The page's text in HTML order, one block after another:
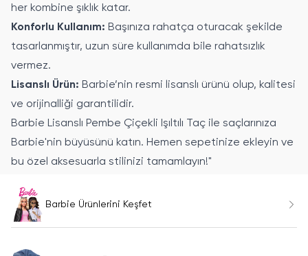
her kombine şıklık katar.
Konforlu Kullanım: Başınıza rahatça oturacak şekilde
tasarlanmıştır, uzun süre kullanımda bile rahatsızlık
vermez.
Lisanslı Ürün: Barbie’nin resmi lisanslı ürünü olup, kalitesi
ve orijinalliği garantilidir.
Barbie Lisanslı Pembe Çiçekli Işıltılı Taç ile saçlarınıza
Barbie'nin büyüsünü katın. Hemen sepetinize ekleyin ve
bu özel aksesuarla stilinizi tamamlayın!"
Barbie Ürünlerini Keşfet